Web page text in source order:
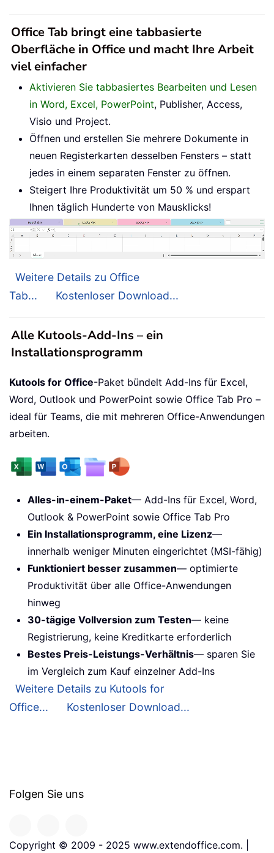
Office Tab bringt eine tabbasierte
Oberfläche in Office und macht Ihre Arbeit
viel einfacher
Aktivieren Sie tabbasiertes Bearbeiten und Lesen
in Word, Excel, PowerPoint, Publisher, Access,
Visio und Project.
Öffnen und erstellen Sie mehrere Dokumente in
neuen Registerkarten desselben Fensters – statt
jedes in einem separaten Fenster zu öffnen.
Steigert Ihre Produktivität um 50 % und erspart
Ihnen täglich Hunderte von Mausklicks!
Weitere Details zu Office
Tab...
Kostenloser Download...
Alle Kutools-Add-Ins – ein
Installationsprogramm
Kutools for Office-Paket bündelt Add-Ins für Excel,
Word, Outlook und PowerPoint sowie Office Tab Pro –
ideal für Teams, die mit mehreren Office-Anwendungen
arbeiten.
Alles-in-einem-Paket— Add-Ins für Excel, Word,
Outlook & PowerPoint sowie Office Tab Pro
Ein Installationsprogramm, eine Lizenz—
innerhalb weniger Minuten eingerichtet (MSI-fähig)
Funktioniert besser zusammen— optimierte
Produktivität über alle Office-Anwendungen
hinweg
30-tägige Vollversion zum Testen— keine
Registrierung, keine Kreditkarte erforderlich
Bestes Preis-Leistungs-Verhältnis— sparen Sie
im Vergleich zum Kauf einzelner Add-Ins
Weitere Details zu Kutools for
Office...
Kostenloser Download...
Folgen Sie uns
Copyright © 2009 - 2025 www.extendoffice.com. |